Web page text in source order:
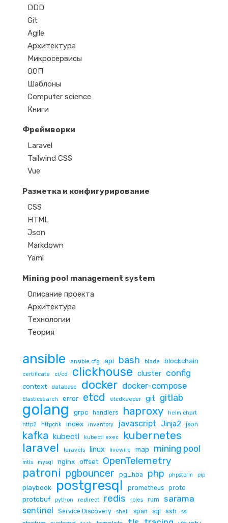
DDD
Git
Agile
Архитектура
Микросервисы
ООП
Шаблоны
Computer science
Книги
Фреймворки
Laravel
Tailwind CSS
Vue
Разметка и конфигурирование
CSS
HTML
Json
Markdown
Yaml
Mining pool management system
Описание проекта
Архитектура
Технологии
Теория
ansible ansible.cfg api bash blade blockchain
certificate ci/cd clickhouse cluster config
context database docker docker-compose
Elasticsearch error etcd etcdkeeper git gitlab
golang grpc handlers haproxy
helm chart
http2
httpchk index inventory javascript Jinja2 json
kafka kubectl kubectl exec kubernetes
laravel laravels linux livewire map mining pool
mtls mysql nginx offset OpenTelemetry
patroni pgbouncer pg_hba php phpstorm pip
playbook postgresql prometheus proto
protobuf python redirect redis roles rum sarama
sentinel Service Discovery shell span sql ssh ssl